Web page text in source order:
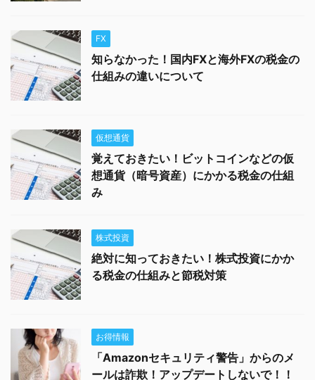
FX
知らなかった！国内FXと海外FXの税金の
仕組みの違いについて
仮想通貨
覚えておきたい！ビットコインなどの仮
想通貨（暗号資産）にかかる税金の仕組
み
株式投資
絶対に知っておきたい！株式投資にかか
る税金の仕組みと節税対策
お得情報
「Amazonセキュリティ警告」からのメ
ールは詐欺！アップデートしないで！！